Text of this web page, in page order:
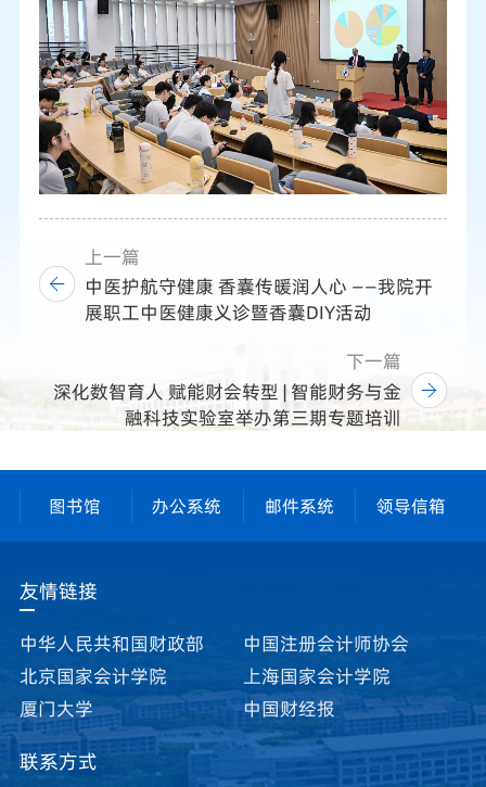
上一篇
中医护航守健康 香囊传暖润人心 ——我院开
展职工中医健康义诊暨香囊DIY活动
下一篇
深化数智育人 赋能财会转型 | 智能财务与金
融科技实验室举办第三期专题培训
图书馆 办公系统 邮件系统 领导信箱
友情链接
中华人民共和国财政部
中国注册会计师协会
北京国家会计学院
上海国家会计学院
厦门大学
中国财经报
联系方式